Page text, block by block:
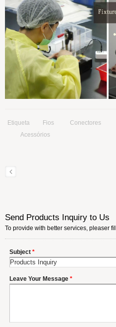
Etiqueta Fios Conectores
Acessórios